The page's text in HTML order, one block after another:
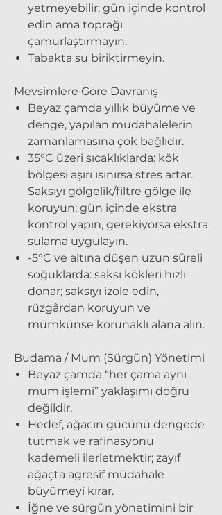
yetmeyebilir; gün içinde kontrol
edin ama toprağı
çamurlaştırmayın.
Tabakta su biriktirmeyin.
Mevsimlere Göre Davranış
Beyaz çamda yıllık büyüme ve
denge, yapılan müdahalelerin
zamanlamasına çok bağlıdır.
35°C üzeri sıcaklıklarda: kök
bölgesi aşırı ısınırsa stres artar.
Saksıyı gölgelik/filtre gölge ile
koruyun; gün içinde ekstra
kontrol yapın, gerekiyorsa ekstra
sulama uygulayın.
-5°C ve altına düşen uzun süreli
soğuklarda: saksı kökleri hızlı
donar; saksıyı izole edin,
rüzgârdan koruyun ve
mümkünse korunaklı alana alın.
Budama / Mum (Sürgün) Yönetimi
Beyaz çamda “her çama aynı
mum işlemi” yaklaşımı doğru
değildir.
Hedef, ağacın gücünü dengede
tutmak ve rafinasyonu
kademeli ilerletmektir; zayıf
ağaçta agresif müdahale
büyümeyi kırar.
İğne ve sürgün yönetimini bir